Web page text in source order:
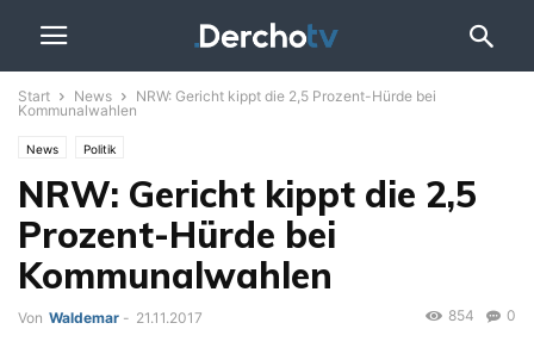
Start News
NRW: Gericht kippt die 2,5 Prozent-Hürde bei
Kommunalwahlen
News Politik
NRW: Gericht kippt die 2,5
Prozent-Hürde bei
Kommunalwahlen
Von Waldemar - 21.11.2017 0
854